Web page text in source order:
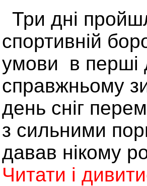
Три дні
спортивній
умови в перші
справжньому
день сніг
з сильними
давав нікому
Читати і